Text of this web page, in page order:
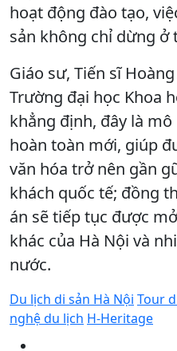
hoạt động đào tạo,
sản không chỉ dừng ở
Giáo sư, Tiến sĩ
Trường đại học Khoa
khẳng định, đây là
hoàn toàn mới, giúp
văn hóa trở nên gần
khách quốc tế; đồng
án sẽ tiếp tục được
khác của Hà Nội và
nước.
Du lịch di sản Hà Nội Tour
nghệ du lịch H-Heritage